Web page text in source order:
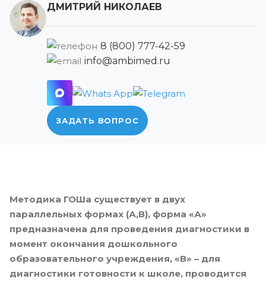
ДМИТРИЙ НИКОЛАЕВ
8 (800) 777-42-59
info@ambimed.ru
ЗАДАТЬ ВОПРОС
Методика ГОШа существует в двух
параллельных формах (А,В), форма «А»
предназначена для проведения диагностики в
момент окончания дошкольного
образовательного учреждения, «В» – для
диагностики готовности к школе, проводится